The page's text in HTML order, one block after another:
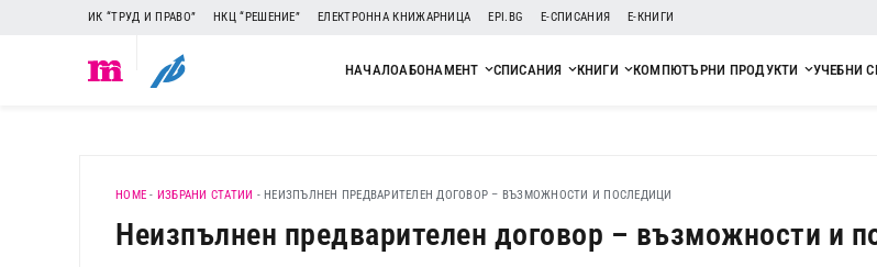
ИК “ТРУД И ПРАВО” НКЦ “РЕШЕНИЕ” ЕЛЕКТРОННА КНИЖАРНИЦА EPI.BG Е-СПИСАНИЯ Е-КНИГИ
НАЧАЛОАБОНАМЕНТ СПИСАНИЯ КНИГИ КОМПЮТЪРНИ ПРОДУКТИ УЧЕБНИ
HOME - ИЗБРАНИ СТАТИИ - НЕИЗПЪЛНЕН ПРЕДВАРИТЕЛЕН ДОГОВОР – ВЪЗМОЖНОСТИ И ПОСЛЕДИЦИ
Неизпълнен предварителен договор – възможности и